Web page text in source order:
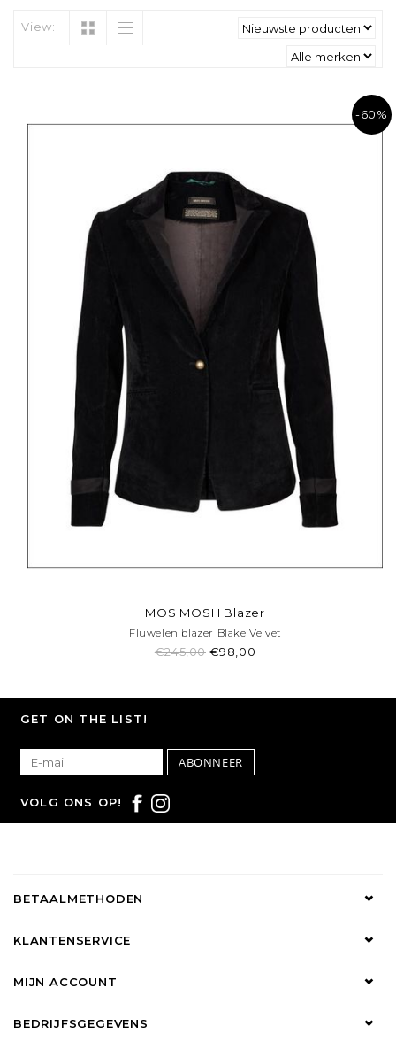
View:
-60%
MOS MOSH Blazer
Fluwelen blazer Blake Velvet
€245,00 €98,00
GET ON THE LIST!
ABONNEER
VOLG ONS OP!
BETAALMETHODEN
KLANTENSERVICE
MIJN ACCOUNT
BEDRIJFSGEGEVENS